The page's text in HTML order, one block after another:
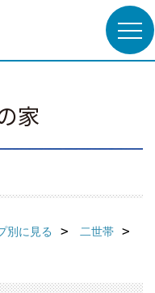
家
別に見る
二世帯